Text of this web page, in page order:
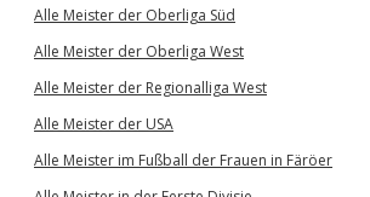
Alle Meister der Oberliga Süd
Alle Meister der Oberliga West
Alle Meister der Regionalliga West
Alle Meister der USA
Alle Meister im Fußball der Frauen in Färöer